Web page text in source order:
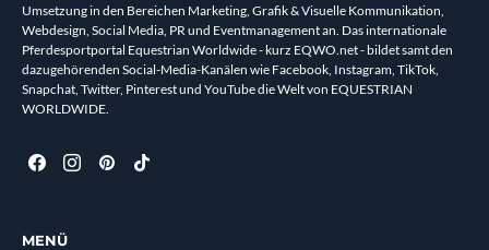
Umsetzung in den Bereichen Marketing, Grafik & Visuelle Kommunikation,
Webdesign, Social Media, PR und Eventmanagement an. Das internationale
Pferdesportportal Equestrian Worldwide - kurz EQWO.net - bildet samt den
dazugehörenden Social-Media-Kanälen wie Facebook, Instagram, TikTok,
Snapchat, Twitter, Pinterest und YouTube die Welt von EQUESTRIAN
WORLDWIDE.
MENÜ